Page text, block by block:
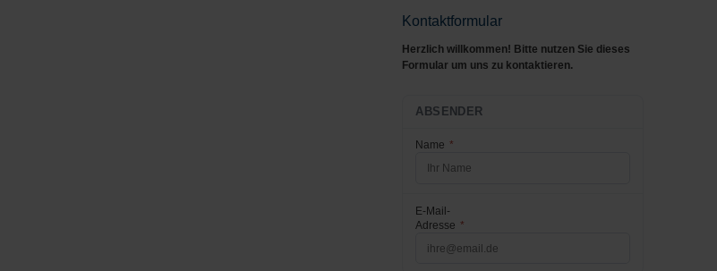
Kontaktformular
Herzlich willkommen! Bitte nutzen Sie dieses
Formular um uns zu kontaktieren.
ABSENDER
Name *
E-Mail-
Adresse *